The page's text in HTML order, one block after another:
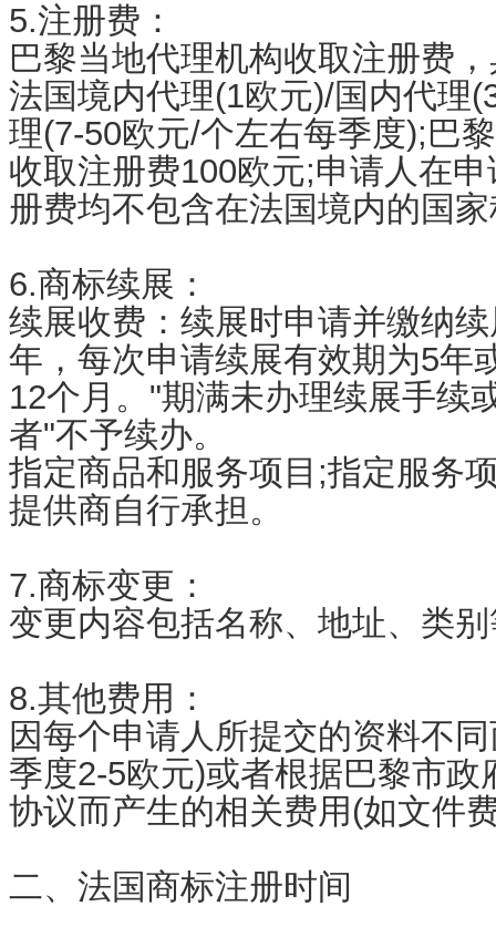
5.注册费：
巴黎当地代理机构收取注册费
法国境内代理(1欧元)/国内代理
理(7-50欧元/个左右每季度);巴
收取注册费100欧元;申请人在
册费均不包含在法国境内的国
6.商标续展：
续展收费：续展时申请并缴纳
年，每次申请续展有效期为5年
12个月。"期满未办理续展手续
者"不予续办。
指定商品和服务项目;指定服务
提供商自行承担。
7.商标变更：
变更内容包括名称、地址、类
8.其他费用：
因每个申请人所提交的资料不
季度2-5欧元)或者根据巴黎市
协议而产生的相关费用(如文件
二、法国商标注册时间